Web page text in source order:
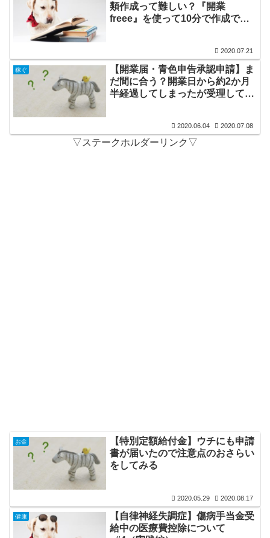
類作成って難しい？『開業
freee』を使って10分で作成でき
2020.07.21
稼ぐ
【開業届・青色申告承認申請】ま
だ間に合う？開業日から約2か月
半経過してしまったが受理しても
2020.06.04 2020.07.08
▽ステークホルダーリンク▽
お金
【特別定額給付金】ウチにも申請
書が届いたので注意点のおさらい
をしてみる
2020.05.29 2020.08.17
健康
【自律神経失調症】傷病手当金受
給中の医療費控除について